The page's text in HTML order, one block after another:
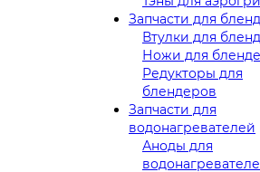
Запчасти для
Втулки для
Ножи для
Редукторы для
блендеров
Запчасти для
водонагревателей
Аноды для